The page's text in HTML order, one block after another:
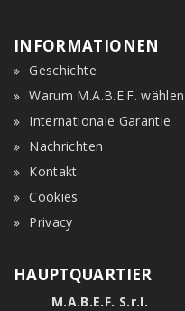
INFORMATIONEN
Geschichte
Warum M.A.B.E.F. wählen
Internationale Garantie
Nachrichten
Kontakt
Cookies
Privacy
HAUPTQUARTIER
M.A.B.E.F. S.r.l.